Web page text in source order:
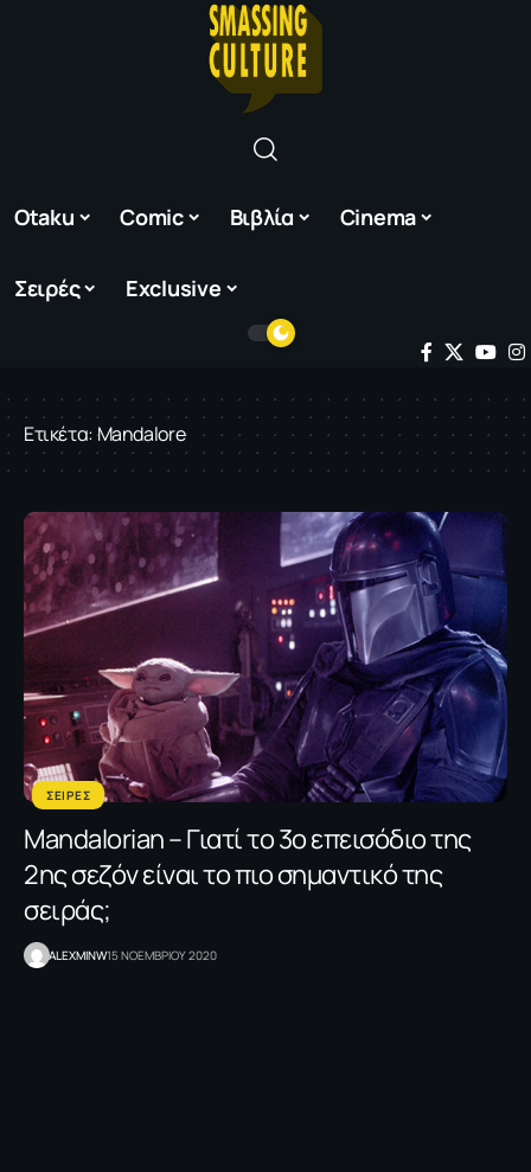
Otaku Comic Βιβλία Cinema
Σειρές Exclusive
Ετικέτα:Mandalore
ΣΕΙΡΕΣ
Mandalorian – Γιατί το 3ο επεισόδιο της
2ης σεζόν είναι το πιο σημαντικό της
σειράς;
ALEXMINW15 ΝΟΕΜΒΡΙΟΥ 2020